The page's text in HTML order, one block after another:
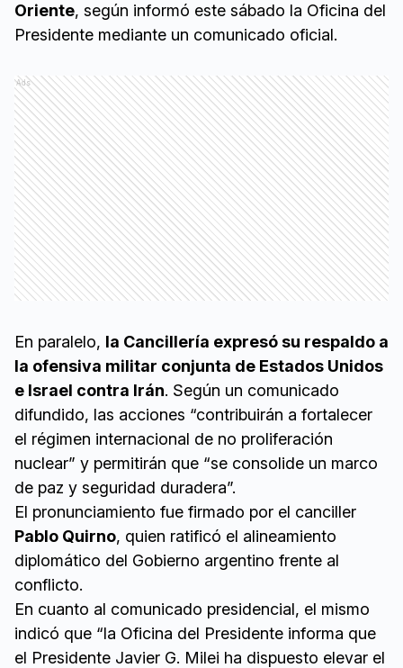
Oriente, según informó este sábado la Oficina del
Presidente mediante un comunicado oficial.
Ads
En paralelo, la Cancillería expresó su respaldo a
la ofensiva militar conjunta de Estados Unidos
e Israel contra Irán. Según un comunicado
difundido, las acciones “contribuirán a fortalecer
el régimen internacional de no proliferación
nuclear” y permitirán que “se consolide un marco
de paz y seguridad duradera”.
El pronunciamiento fue firmado por el canciller
Pablo Quirno, quien ratificó el alineamiento
diplomático del Gobierno argentino frente al
conflicto.
En cuanto al comunicado presidencial, el mismo
indicó que “la Oficina del Presidente informa que
el Presidente Javier G. Milei ha dispuesto elevar el